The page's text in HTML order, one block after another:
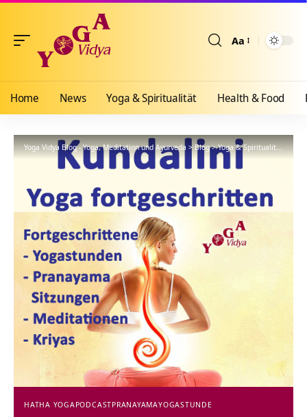
Aa
Home News Yoga & Spiritualität Health & Food
Yoga Vidya Blog - Yoga, Meditation und Ayurveda >Blog>Yoga & Spiritualität >
HATHA YOGAPODCASTPRANAYAMAYOGASTUNDE